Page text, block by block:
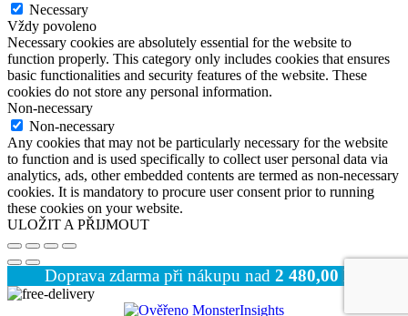
Necessary
Vždy povoleno
Necessary cookies are absolutely essential for the website to
function properly. This category only includes cookies that ensures
basic functionalities and security features of the website. These
cookies do not store any personal information.
Non-necessary
Non-necessary
Any cookies that may not be particularly necessary for the website
to function and is used specifically to collect user personal data via
analytics, ads, other embedded contents are termed as non-necessary
cookies. It is mandatory to procure user consent prior to running
these cookies on your website.
ULOŽIT A PŘIJMOUT
Doprava zdarma při nákupu nad 2 480,00 Kč